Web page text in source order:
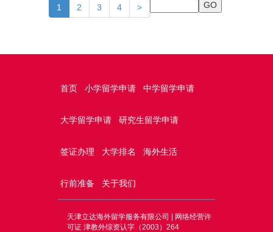
1 (current)
2 3 4 >
首页 小学留学申请 中学留学申请
大学留学申请 研究生留学申请
签证办理 大学排名 海外生活
行前准备 关于我们
天津立达海外留学服务有限公司 | 网络经营许
可证 津教外综资认字（2003）264